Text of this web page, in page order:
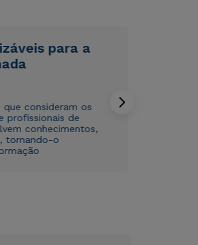
para a
consideram os
profissionais de
conhecimentos,
tornando-o
fácil
fácil